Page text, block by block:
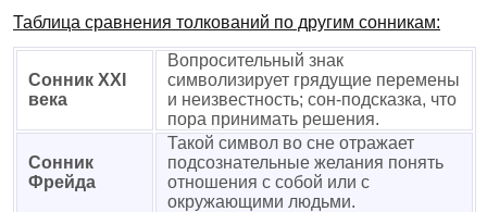
Таблица сравнения толкований по другим сонникам:
Сонник XXI
века
Вопросительный знак
символизирует грядущие перемены
и неизвестность; сон-подсказка, что
пора принимать решения.
Сонник
Фрейда
Такой символ во сне отражает
подсознательные желания понять
отношения с собой или с
окружающими людьми.